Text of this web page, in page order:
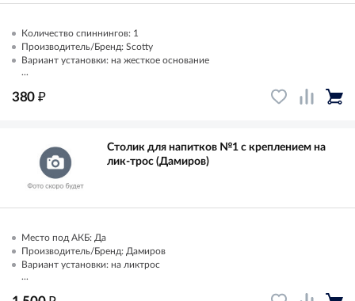
Количество спиннингов: 1
Производитель/Бренд: Scotty
Вариант установки: на жесткое основание
...
380 ₽
Столик для напитков №1 с креплением на
лик-трос (Дамиров)
Место под АКБ: Да
Производитель/Бренд: Дамиров
Вариант установки: на ликтрос
...